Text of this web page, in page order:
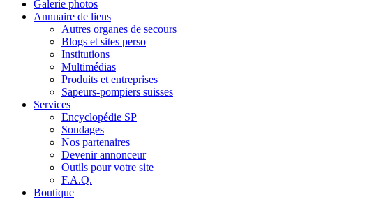
Galerie photos
Annuaire de liens
Autres organes de secours
Blogs et sites perso
Institutions
Multimédias
Produits et entreprises
Sapeurs-pompiers suisses
Services
Encyclopédie SP
Sondages
Nos partenaires
Devenir annonceur
Outils pour votre site
F.A.Q.
Boutique